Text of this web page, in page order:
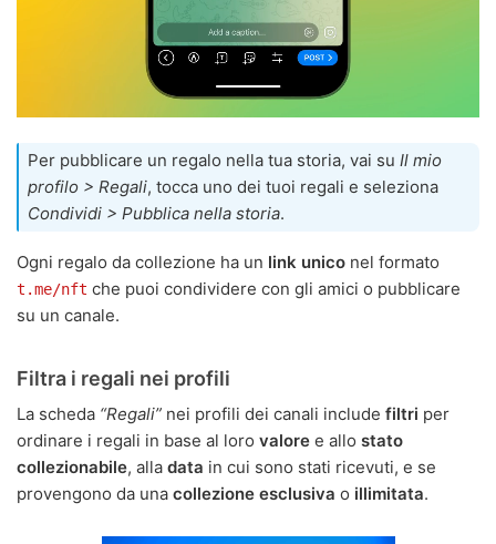
Per pubblicare un regalo nella tua storia, vai su Il mio
profilo > Regali, tocca uno dei tuoi regali e seleziona
Condividi > Pubblica nella storia.
Ogni regalo da collezione ha un link unico nel formato
t.me/nft che puoi condividere con gli amici o pubblicare
su un canale.
Filtra i regali nei profili
La scheda “Regali” nei profili dei canali include filtri per
ordinare i regali in base al loro valore e allo stato
collezionabile, alla data in cui sono stati ricevuti, e se
provengono da una collezione esclusiva o illimitata.